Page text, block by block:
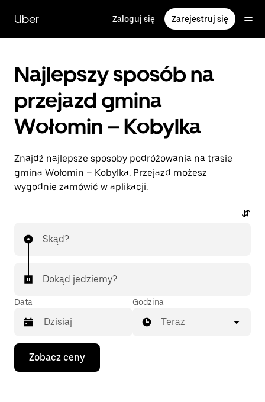
głównej
zawartości
Uber Zaloguj się Zarejestruj się
Najlepszy sposób na
przejazd gmina
Wołomin – Kobylka
Znajdź najlepsze sposoby podróżowania na trasie
gmina Wołomin – Kobylka. Przejazd możesz
wygodnie zamówić w aplikacji.
Skąd?
Dokąd jedziemy?
Data
Naciśnij
klawisz
strzałki
Godzina
Teraz
Zobacz ceny